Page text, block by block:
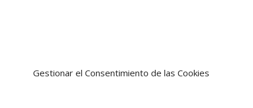
Gestionar el Consentimiento de las Cookies